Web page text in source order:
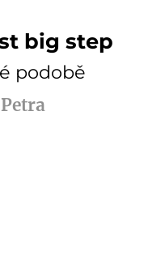
big step
podobě